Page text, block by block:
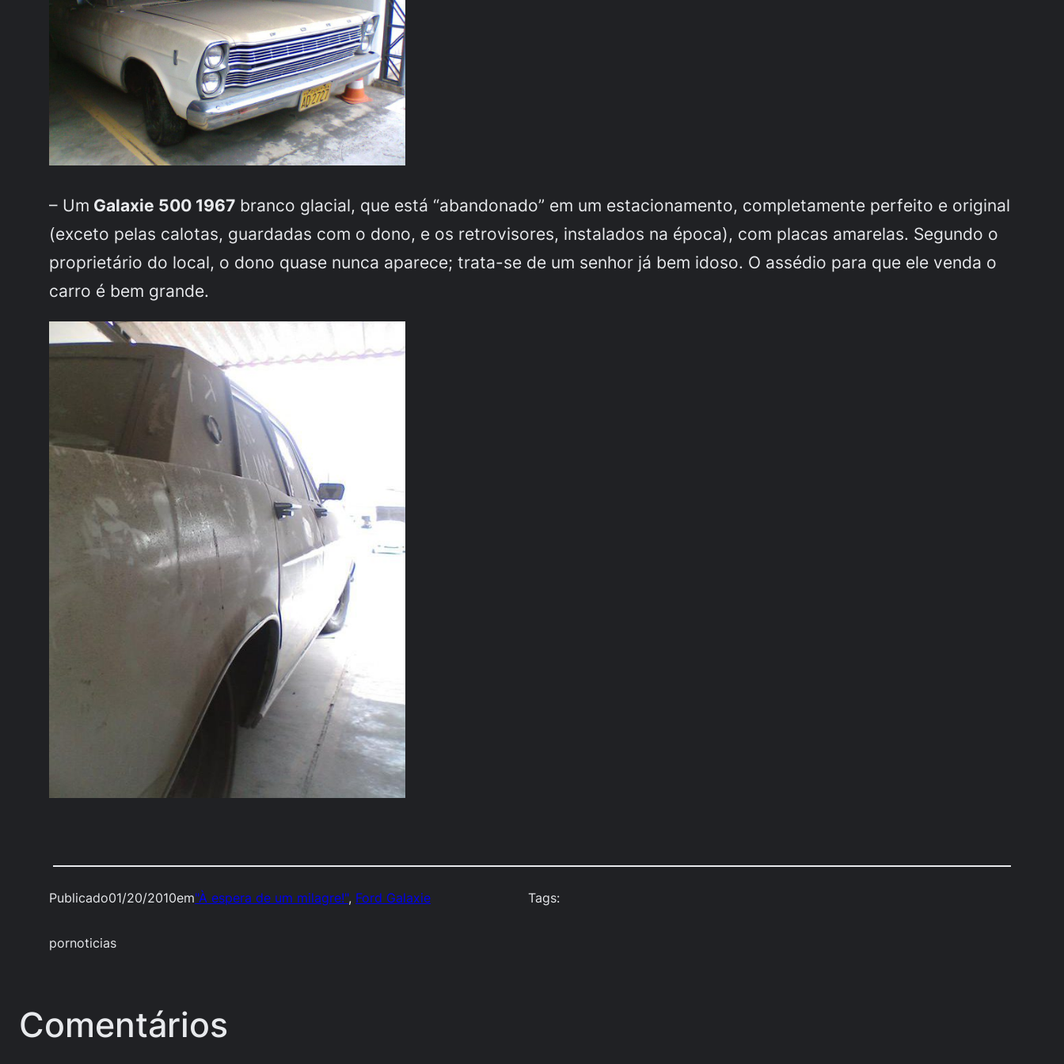
– Um Galaxie 500 1967 branco glacial, que está “abandonado” em um estacionamento, completamente perfeito e original
(exceto pelas calotas, guardadas com o dono, e os retrovisores, instalados na época), com placas amarelas. Segundo o
proprietário do local, o dono quase nunca aparece; trata-se de um senhor já bem idoso. O assédio para que ele venda o
carro é bem grande.
Publicado01/20/2010em"À espera de um milagre!", Ford Galaxie
pornoticias
Tags:
Comentários